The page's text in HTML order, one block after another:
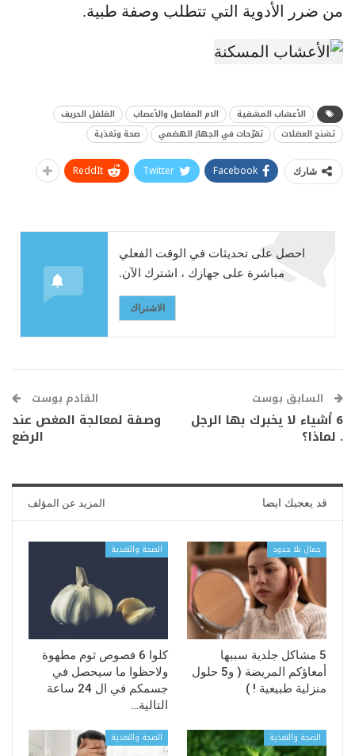
من ضرر الأدوية التي تتطلب وصفة طبية.
الأعشاب المشفية الام المفاصل والأعصاب
الفلفل الحريف
تشنج العضلات
تقرّحات في الجهاز الهضمي صحة وتغذية
شارك Facebook
Twitter
ReddIt
احصل على تحديثات في الوقت الفعلي
مباشرة على جهازك ، اشترك الآن.
الاشتراك
السابق بوست
6 أشياء لا يخبرك بها الرجل
. لماذا؟
القادم بوست
وصفة لمعالجة المغص عند
الرضع
قد يعجبك ايضا المزيد عن المؤلف
جمال بلا حدود
5 مشاكل جلدية سببها
أمعاؤكم المريضة ( و5 حلول
منزلية طبيعية ! )
الصحة والتغذية
كلوا 6 فصوص ثوم مطهوة
ولاحظوا ما سيحصل في
جسمكم في ال 24 ساعة
التالية…
الصحة والتغذية الصحة والتغذية